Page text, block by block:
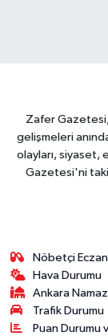
Zafer
gelişmeleri
olayları, siyaset,
Gazetesi'ni
Nöbetçi
Hava Durumu
Ankara
Trafik Durumu
Puan Durumu